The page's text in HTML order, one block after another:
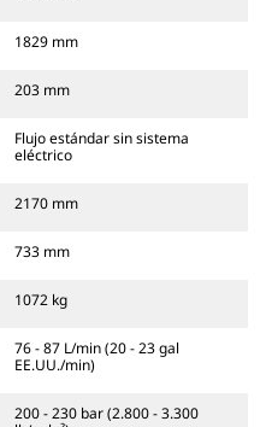
1829 mm
203 mm
Flujo estándar sin sistema
eléctrico
2170 mm
733 mm
1072 kg
76 - 87 L/min (20 - 23 gal
EE.UU./min)
200 - 230 bar (2.800 - 3.300